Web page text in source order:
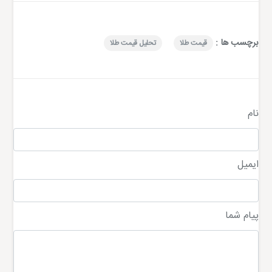
برچسب ها : قیمت طلا تحلیل قیمت طلا
نام
ایمیل
پیام شما